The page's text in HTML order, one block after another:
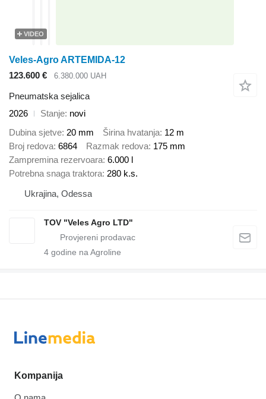
VIDEO
Veles-Agro ARTEMIDA-12
123.600 €
6.380.000 UAH
Pneumatska sejalica
2026
Stanje novi
Dubina sjetve 20 mm Širina hvatanja 12 m
Broj redova 6864 Razmak redova 175 mm
Zampremina rezervoara 6.000 l
Potrebna snaga traktora 280 k.s.
Ukrajina, Odessa
TOV "Veles Agro LTD"
4 godine na Agroline
Kompanija